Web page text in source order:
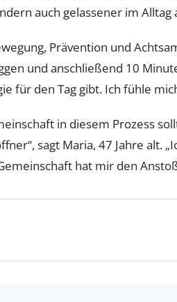
auch gelassener im Alltag
Prävention und
und anschließend 10
für den Tag gibt. Ich fühle
in diesem Prozess
sagt Maria, 47 Jahre alt.
hat mir den